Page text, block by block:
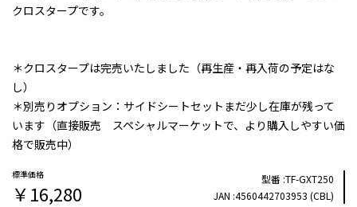
クロスタープです。
＊クロスタープは完売いたしました（再生産・再入荷の予定はな
し）
＊別売りオプション：サイドシートセットまだ少し在庫が残って
います（直接販売 スペシャルマーケットで、より購入しやすい価
格で販売中）
￥16,280
TF-GXT250
4560442703953 (CBL)